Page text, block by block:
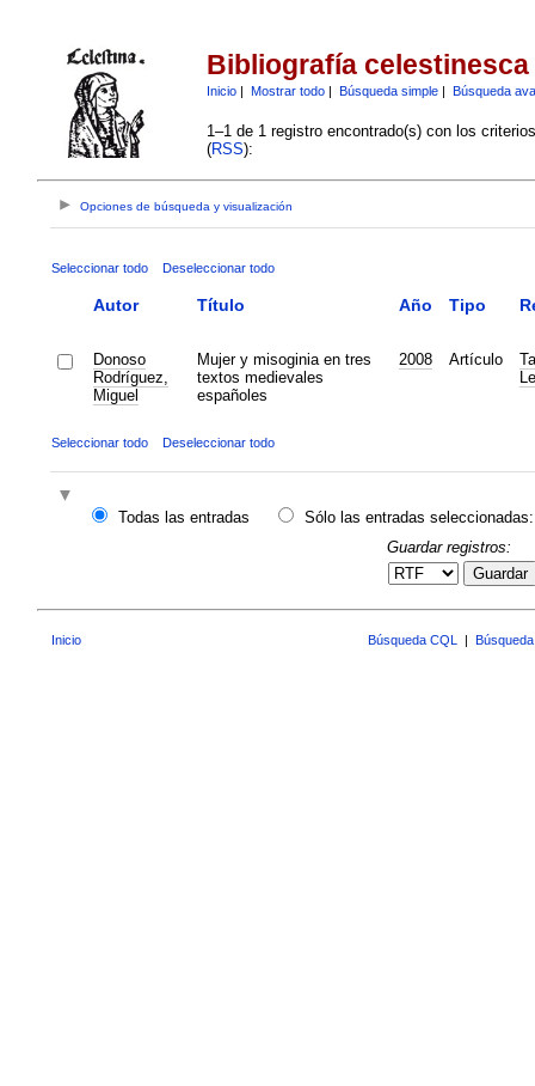
Bibliografía celestinesca
Inicio| Mostrar todo| Búsqueda simple| Búsqueda
1–1 de 1 registro encontrado(s) con los
(RSS):
Opciones de búsqueda y visualización
Seleccionar todo Deseleccionar todo
Autor Título Año Tipo
Donoso
Rodríguez,
Miguel
Mujer y misoginia en tres
textos medievales
españoles
2008 Artículo
Seleccionar todo Deseleccionar todo
Todas las entradas
Sólo las entradas seleccionadas:
Guardar registros:
Guardar
Inicio Búsqueda CQL